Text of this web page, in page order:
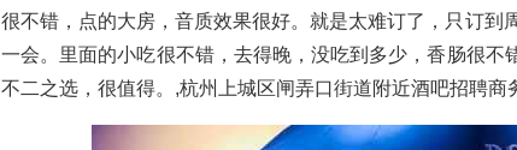
很不错，点的大房，音质效果很好。就是太难订了，只订到
一会。里面的小吃很不错，去得晚，没吃到多少，香肠很不
不二之选，很值得。,杭州上城区闸弄口街道附近酒吧招聘商